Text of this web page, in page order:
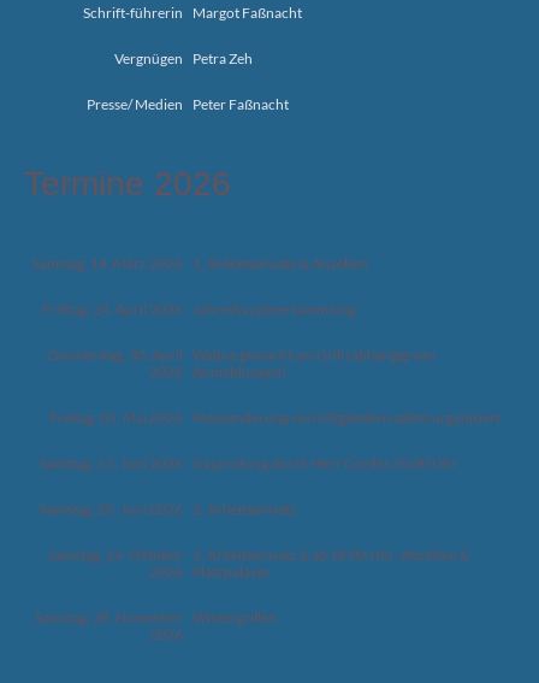
Schrift-führerin Margot Faßnacht
Vergnügen Petra Zeh
Presse/ Medien Peter Faßnacht
Termine 2026
Samstag, 14. März 2026 1. Arbeitseinsatz & Anzelten
Freitag, 24. April 2026 Jahreshauptversammlung
Donnerstag, 30. April
2026
Walpurgisnacht am Grill (abhängig von
Anmeldungen)
Freitag, 01. Mai 2026 Maiwanderung von Mitgliedern selbst organisiert
Samstag, 13. Juni 2026 Gasprüfung durch Herr Cordes 10:00 Uhr
Samstag, 20. Juni 2026 2. Arbeitseinsatz
Samstag, 24. Oktober
2026
3. Arbeitseinsatz & ab 18:00 Uhr: Abzelten &
Platzpalaver
Samstag, 28. November
2026
Wintergrillen